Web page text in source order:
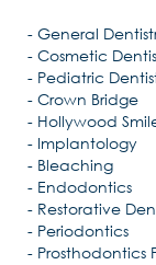
- General
- Cosmetic
- Pediatric
- Crown Bridge
- Hollywood
- Implantology
- Bleaching
- Endodontics
- Restorative
- Periodontics
- Prosthodontics